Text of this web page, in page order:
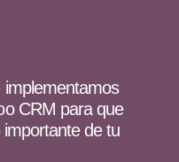
CRM para que
de tu